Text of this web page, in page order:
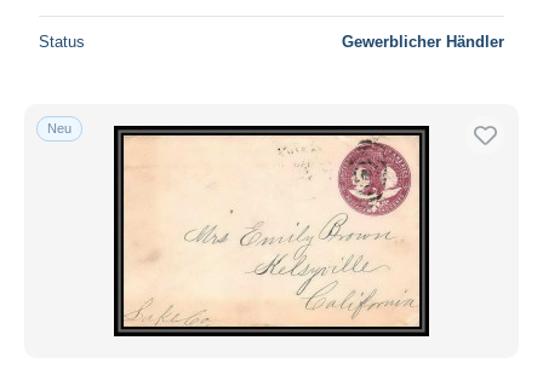
Status Gewerblicher Händler
Neu